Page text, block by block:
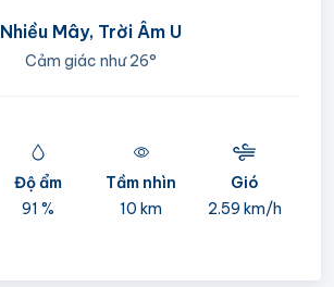
Nhiều Mây, Trời Âm U
Cảm giác như26°
Độ ẩm
91 %
Tầm nhìn
10 km
Gió
2.59 km/h